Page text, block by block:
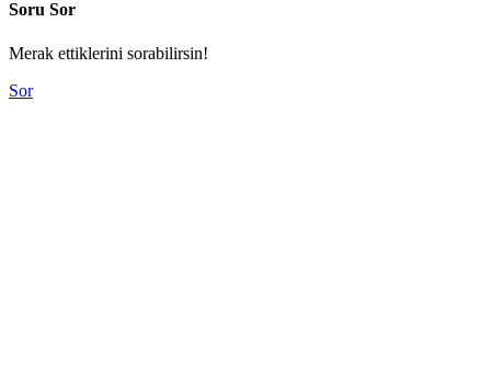
Soru Sor
Merak ettiklerini sorabilirsin!
Sor